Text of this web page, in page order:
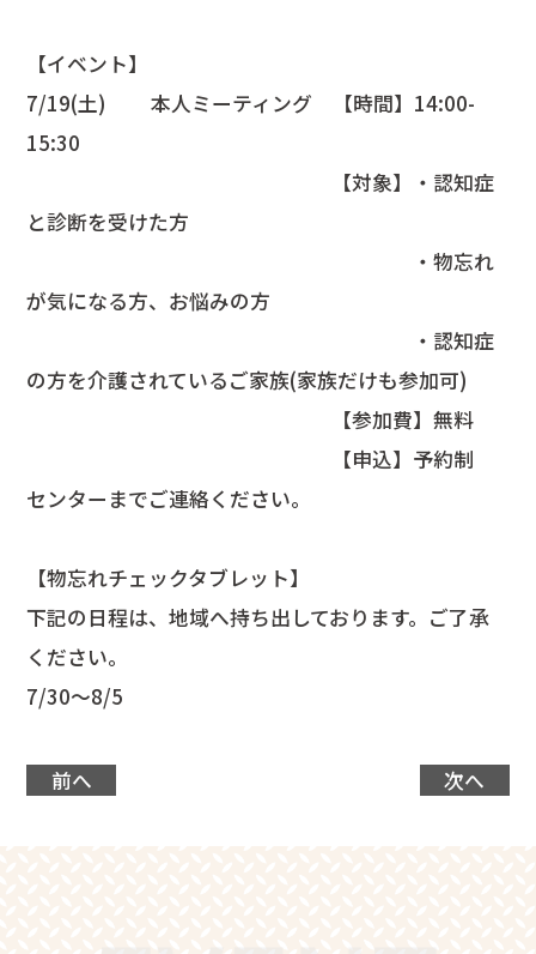
【イベント】
7/19(土) 本人ミーティング 【時間】14:00-
15:30
【対象】・認知症
と診断を受けた方
・物忘れ
が気になる方、お悩みの方
・認知症
の方を介護されているご家族(家族だけも参加可)
【参加費】無料
【申込】予約制
センターまでご連絡ください。
【物忘れチェックタブレット】
下記の日程は、地域へ持ち出しております。ご了承
ください。
7/30～8/5
前へ 次へ